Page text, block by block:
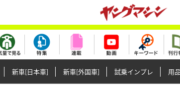
新車[日本車] 新車[外国車] 試乗インプレ 用品